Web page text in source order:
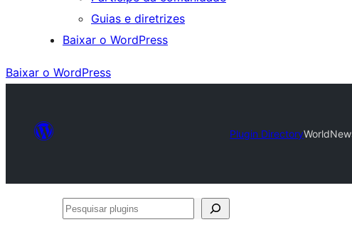
Guias e diretrizes
Baixar o WordPress
Baixar o WordPress
Plugin Directory
Pesquisar